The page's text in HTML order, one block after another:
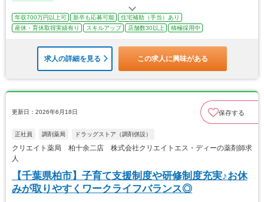
年収700万円以上可 新卒も応募可能
住宅補助（手当）あり
産休・育休取得実績有り
スキルアップ 店舗数30以上 積極採用中
求人の詳細を見る この求人に興味がある
更新日：2026年6月18日 保存する
正社員 調剤薬局 ドラッグストア（調剤併設）
クリエイト薬局 柏十余二店 株式会社クリエイトエス・ディーの薬剤師求
人
【千葉県柏市】子育て支援制度や研修制度充実♪お休
みが取りやすくワークライフバランス◎